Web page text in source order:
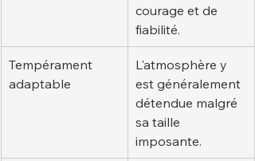
courage et de
fiabilité.
Tempérament
adaptable
L'atmosphère y
est généralement
détendue malgré
sa taille
imposante.